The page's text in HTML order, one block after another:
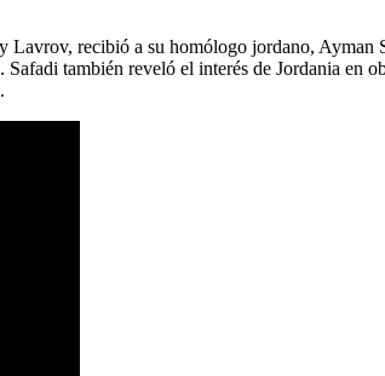
recibió a su homólogo jordano,
también reveló el interés de Jordania